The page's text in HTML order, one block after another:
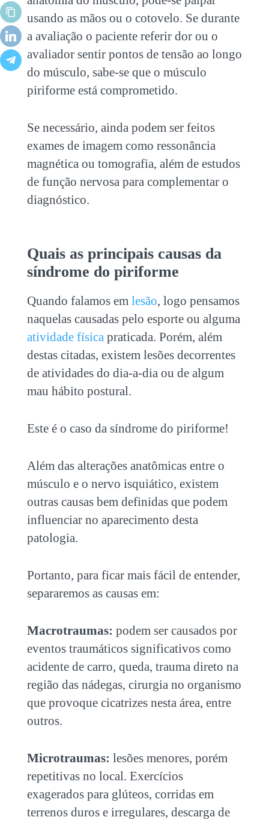
usando as mãos ou o cotovelo. Se durante
a avaliação o paciente referir dor ou o
avaliador sentir pontos de tensão ao longo
do músculo, sabe-se que o músculo
piriforme está comprometido.
Se necessário, ainda podem ser feitos
exames de imagem como ressonância
magnética ou tomografia, além de estudos
de função nervosa para complementar o
diagnóstico.
Quais as principais causas da
síndrome do piriforme
Quando falamos em lesão, logo pensamos
naquelas causadas pelo esporte ou alguma
atividade físicapraticada. Porém, além
destas citadas, existem lesões decorrentes
de atividades do dia-a-dia ou de algum
mau hábito postural.
Este é o caso da síndrome do piriforme!
Além das alterações anatômicas entre o
músculo e o nervo isquiático, existem
outras causas bem definidas que podem
influenciar no aparecimento desta
patologia.
Portanto, para ficar mais fácil de entender,
separaremos as causas em:
Macrotraumas: podem ser causados por
eventos traumáticos significativos como
acidente de carro, queda, trauma direto na
região das nádegas, cirurgia no organismo
que provoque cicatrizes nesta área, entre
outros.
Microtraumas: lesões menores, porém
repetitivas no local. Exercícios
exagerados para glúteos, corridas em
terrenos duros e irregulares, descarga de